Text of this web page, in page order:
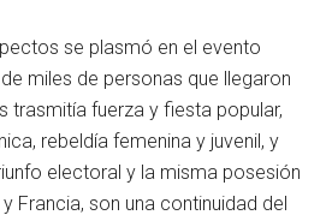
se plasmó en el evento
miles de personas que llegaron
trasmitía fuerza y fiesta popular,
rebeldía femenina y juvenil, y
electoral y la misma posesión
Francia, son una continuidad del